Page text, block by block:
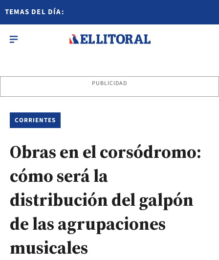
TEMAS DEL DÍA:
PUBLICIDAD
CORRIENTES
Obras en el corsódromo:
cómo será la
distribución del galpón
de las agrupaciones
musicales